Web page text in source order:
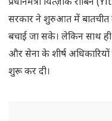
प्रधानमंत्री यित्ज़ाक राबिन
सरकार ने शुरुआत में बातचीत
बचाई जा सके। लेकिन साथ
और सेना के शीर्ष
शुरू कर दी।